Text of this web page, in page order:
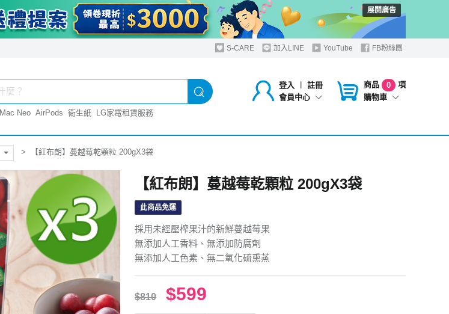
展開廣告
S-CARE 加入LINE YouTube FB粉絲團
登入 ︱
註冊
會員中心
商品 0
項
購物車
Mac Neo AirPods 衛生紙 LG家電租賃服務
【紅布朗】蔓越莓乾顆粒 200gX3袋
【紅布朗】蔓越莓乾顆粒 200gX3袋
此商品免運
採用未經壓榨果汁的新鮮蔓越莓果
無添加人工香料、無添加防腐劑
無添加人工色素、無二氧化硫熏蒸
$810 $599